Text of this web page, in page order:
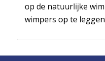
op de natuurlijke
wimpers op te